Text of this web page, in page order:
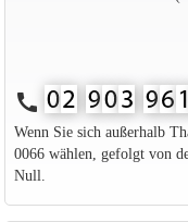
call
Wenn Sie sich außerhalb
0066 wählen, gefolgt von
Null.